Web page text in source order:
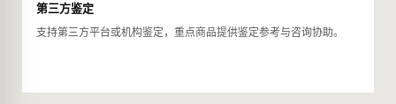
第三方鉴定
支持第三方平台或机构鉴定，重点商品提供鉴定参考与咨询协助。